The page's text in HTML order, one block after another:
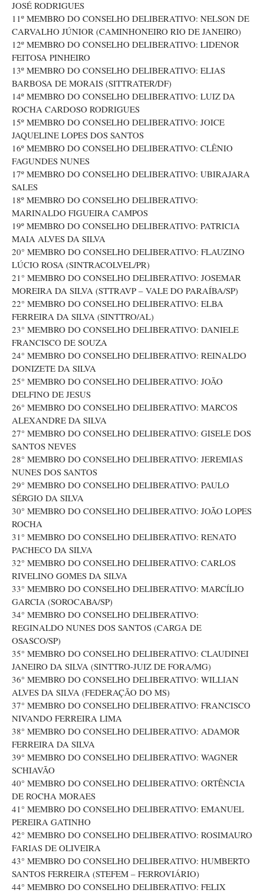
JOSÉ RODRIGUES
11º MEMBRO DO CONSELHO DELIBERATIVO: NELSON DE
CARVALHO JÚNIOR (CAMINHONEIRO RIO DE JANEIRO)
12º MEMBRO DO CONSELHO DELIBERATIVO: LIDENOR
FEITOSA PINHEIRO
13º MEMBRO DO CONSELHO DELIBERATIVO: ELIAS
BARBOSA DE MORAIS (SITTRATER/DF)
14º MEMBRO DO CONSELHO DELIBERATIVO: LUIZ DA
ROCHA CARDOSO RODRIGUES
15º MEMBRO DO CONSELHO DELIBERATIVO: JOICE
JAQUELINE LOPES DOS SANTOS
16º MEMBRO DO CONSELHO DELIBERATIVO: CLÊNIO
FAGUNDES NUNES
17º MEMBRO DO CONSELHO DELIBERATIVO: UBIRAJARA
SALES
18º MEMBRO DO CONSELHO DELIBERATIVO:
MARINALDO FIGUEIRA CAMPOS
19º MEMBRO DO CONSELHO DELIBERATIVO: PATRICIA
MAIA ALVES DA SILVA
20° MEMBRO DO CONSELHO DELIBERATIVO: FLAUZINO
LÚCIO ROSA (SINTRACOLVEL/PR)
21° MEMBRO DO CONSELHO DELIBERATIVO: JOSEMAR
MOREIRA DA SILVA (STTRAVP – VALE DO PARAÍBA/SP)
22° MEMBRO DO CONSELHO DELIBERATIVO: ELBA
FERREIRA DA SILVA (SINTTRO/AL)
23° MEMBRO DO CONSELHO DELIBERATIVO: DANIELE
FRANCISCO DE SOUZA
24° MEMBRO DO CONSELHO DELIBERATIVO: REINALDO
DONIZETE DA SILVA
25° MEMBRO DO CONSELHO DELIBERATIVO: JOÃO
DELFINO DE JESUS
26° MEMBRO DO CONSELHO DELIBERATIVO: MARCOS
ALEXANDRE DA SILVA
27° MEMBRO DO CONSELHO DELIBERATIVO: GISELE DOS
SANTOS NEVES
28° MEMBRO DO CONSELHO DELIBERATIVO: JEREMIAS
NUNES DOS SANTOS
29° MEMBRO DO CONSELHO DELIBERATIVO: PAULO
SÉRGIO DA SILVA
30° MEMBRO DO CONSELHO DELIBERATIVO: JOÃO LOPES
ROCHA
31° MEMBRO DO CONSELHO DELIBERATIVO: RENATO
PACHECO DA SILVA
32° MEMBRO DO CONSELHO DELIBERATIVO: CARLOS
RIVELINO GOMES DA SILVA
33° MEMBRO DO CONSELHO DELIBERATIVO: MARCÍLIO
GARCIA (SOROCABA/SP)
34° MEMBRO DO CONSELHO DELIBERATIVO:
REGINALDO NUNES DOS SANTOS (CARGA DE
OSASCO/SP)
35° MEMBRO DO CONSELHO DELIBERATIVO: CLAUDINEI
JANEIRO DA SILVA (SINTTRO-JUIZ DE FORA/MG)
36° MEMBRO DO CONSELHO DELIBERATIVO: WILLIAN
ALVES DA SILVA (FEDERAÇÃO DO MS)
37° MEMBRO DO CONSELHO DELIBERATIVO: FRANCISCO
NIVANDO FERREIRA LIMA
38° MEMBRO DO CONSELHO DELIBERATIVO: ADAMOR
FERREIRA DA SILVA
39° MEMBRO DO CONSELHO DELIBERATIVO: WAGNER
SCHIAVÃO
40° MEMBRO DO CONSELHO DELIBERATIVO: ORTÊNCIA
DE ROCHA MORAES
41° MEMBRO DO CONSELHO DELIBERATIVO: EMANUEL
PEREIRA GATINHO
42° MEMBRO DO CONSELHO DELIBERATIVO: ROSIMAURO
FARIAS DE OLIVEIRA
43° MEMBRO DO CONSELHO DELIBERATIVO: HUMBERTO
SANTOS FERREIRA (STEFEM – FERROVIÁRIO)
44° MEMBRO DO CONSELHO DELIBERATIVO: FELIX